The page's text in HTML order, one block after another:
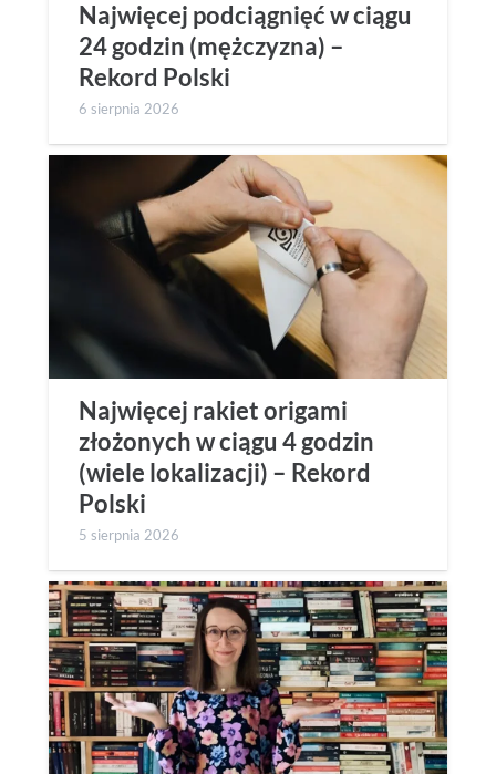
Najwięcej podciągnięć w ciągu
24 godzin (mężczyzna) –
Rekord Polski
6 sierpnia 2026
Najwięcej rakiet origami
złożonych w ciągu 4 godzin
(wiele lokalizacji) – Rekord
Polski
5 sierpnia 2026